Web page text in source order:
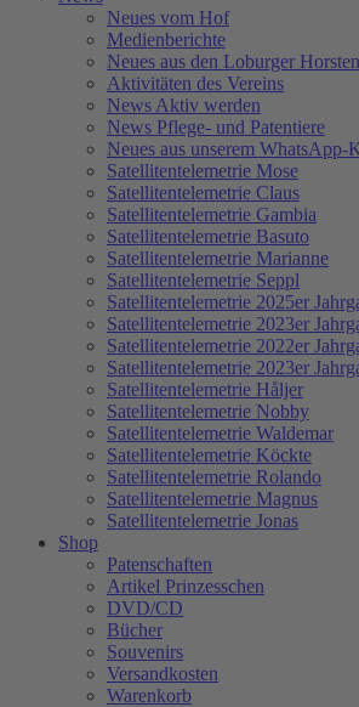
Neues vom Hof
Medienberichte
Neues aus den Loburger Horsten
Aktivitäten des Vereins
News Aktiv werden
News Pflege- und Patentiere
Neues aus unserem WhatsApp-
Satellitentelemetrie Mose
Satellitentelemetrie Claus
Satellitentelemetrie Gambia
Satellitentelemetrie Basuto
Satellitentelemetrie Marianne
Satellitentelemetrie Seppl
Satellitentelemetrie 2025er
Satellitentelemetrie 2023er
Satellitentelemetrie 2022er
Satellitentelemetrie 2023er
Satellitentelemetrie Håljer
Satellitentelemetrie Nobby
Satellitentelemetrie Waldemar
Satellitentelemetrie Köckte
Satellitentelemetrie Rolando
Satellitentelemetrie Magnus
Satellitentelemetrie Jonas
Shop
Patenschaften
Artikel Prinzesschen
DVD/CD
Bücher
Souvenirs
Versandkosten
Warenkorb